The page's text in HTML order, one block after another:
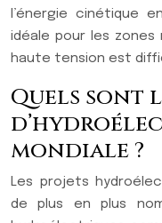
l’énergie cinétique
idéale pour les zones
haute tension est
Quels sont
mondiale ?
Les projets
de plus en plus